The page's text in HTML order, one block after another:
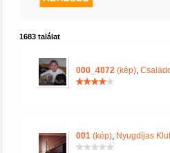
1683 találat
000_4072 (kép),
001 (kép), Nyugdíjas